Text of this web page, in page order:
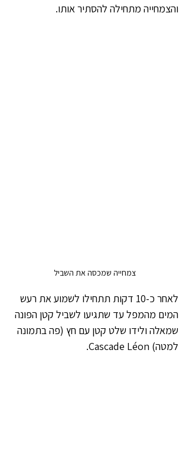
והצמחייה מתחילה להסתיר אותו.
צמחייה שמכסה את השביל
לאחר כ-10 דקות תתחילו לשמוע את רעש
המים מהמפל עד שתגיעו לשביל קטן הפונה
שמאלה ולידו שלט קטן עם חץ (פה בתמונה
למטה) Cascade Léon.